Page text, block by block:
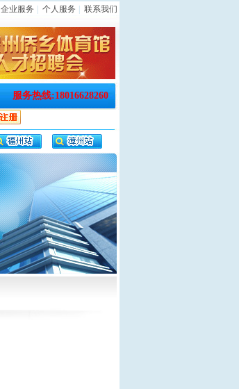
企业服务 个人服务 联系我们
服务热线:18016628260